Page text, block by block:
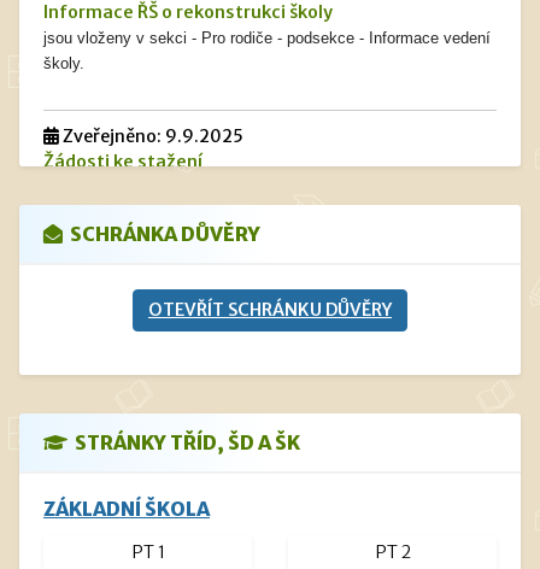
Informace ŘŠ o rekonstrukci školy
jsou vloženy v sekci - Pro rodiče - podsekce - Informace vedení
školy.
Zveřejněno: 9.9.2025
Žádosti ke stažení
Zveřejněno: 13.5.2025
Navýšení cen stravného od 1. 9. 2025
je vložen v sekci - Pro rodiče - podsekce - Informace vedení
SCHRÁNKA DŮVĚRY
OTEVŘÍT SCHRÁNKU DŮVĚRY
STRÁNKY TŘÍD, ŠD A ŠK
ZÁKLADNÍ ŠKOLA
PT 1 PT 2